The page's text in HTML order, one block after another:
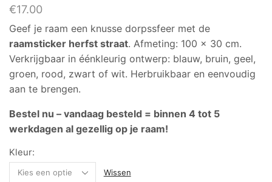
€17.00
Geef je raam een knusse dorpssfeer met de
raamsticker herfst straat. Afmeting: 100 x 30 cm.
Verkrijgbaar in éénkleurig ontwerp: blauw, bruin, geel,
groen, rood, zwart of wit. Herbruikbaar en eenvoudig
aan te brengen.
Bestel nu – vandaag besteld = binnen 4 tot 5
werkdagen al gezellig op je raam!
Kleur:
Wissen